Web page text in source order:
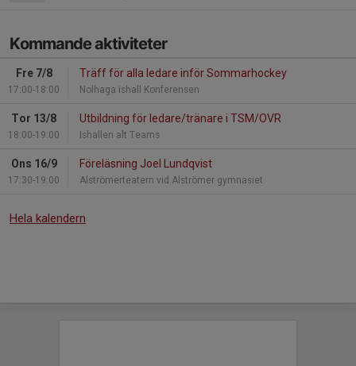
Kommande aktiviteter
Fre 7/8
17:00-18:00
Träff för alla ledare inför Sommarhockey
Nolhaga ishall Konferensen
Tor 13/8
18:00-19:00
Utbildning för ledare/tränare i TSM/OVR
Ishallen alt Teams
Ons 16/9
17:30-19:00
Föreläsning Joel Lundqvist
Alströmerteatern vid Alströmer gymnasiet
Hela kalendern